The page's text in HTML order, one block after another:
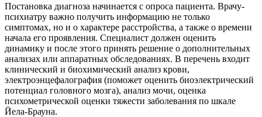
Постановка диагноза начинается с опроса пациента. Врачу-
психиатру важно получить информацию не только
симптомах, но и о характере расстройства, а также о времени
начала его проявления. Специалист должен оценить
динамику и после этого принять решение о дополнительных
анализах или аппаратных обследованиях. В перечень входит
клинический и биохимический анализ крови,
электроэнцефалография (поможет оценить биоэлектрический
потенциал головного мозга), анализ мочи, оценка
психометрической оценки тяжести заболевания по шкале
Йела-Брауна.